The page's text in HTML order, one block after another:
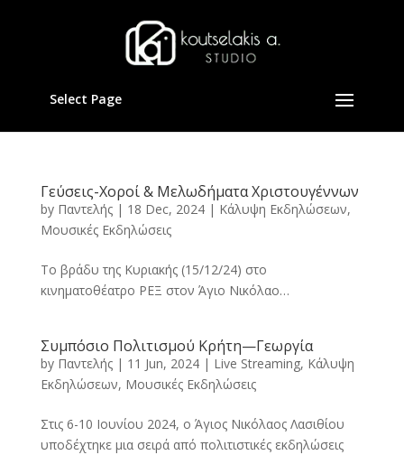
Select Page
Γεύσεις-Χοροί & Μελωδήματα Χριστουγέννων
by Παντελής| 18 Dec, 2024| Κάλυψη Εκδηλώσεων,
Μουσικές Εκδηλώσεις
Το βράδυ της Κυριακής (15/12/24) στο
κινηματοθέατρο ΡΕΞ στον Άγιο Νικόλαο…
Συμπόσιο Πολιτισμού Κρήτη—Γεωργία
by Παντελής| 11 Jun, 2024| Live Streaming, Κάλυψη
Εκδηλώσεων, Μουσικές Εκδηλώσεις
Στις 6-10 Ιουνίου 2024, ο Άγιος Νικόλαος Λασιθίου
υποδέχτηκε μια σειρά από πολιτιστικές εκδηλώσεις